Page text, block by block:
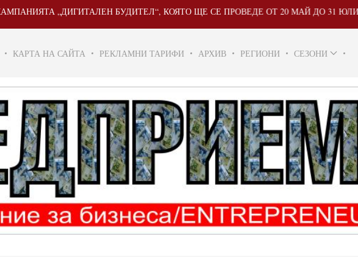
„ДИГИТАЛЕН БУДИТЕЛ“, КОЯТО ЩЕ СЕ ПРОВЕДЕ ОТ 20 МАЙ ДО 31 ЮЛИ 2026 Г.
КАРТА НА САЙТА РЕКЛАМНИ ТАРИФИ АРХИВ РЕГИОНИ СЕЗОНИ